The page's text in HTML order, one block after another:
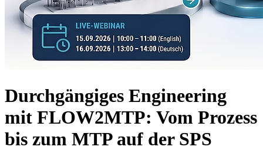
Durchgängiges Engineering
mit FLOW2MTP: Vom Prozess
bis zum MTP auf der SPS